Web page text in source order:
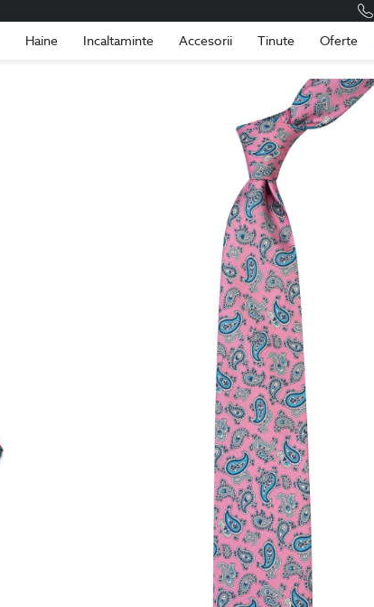
Haine Incaltaminte Accesorii Tinute Oferte
Romania